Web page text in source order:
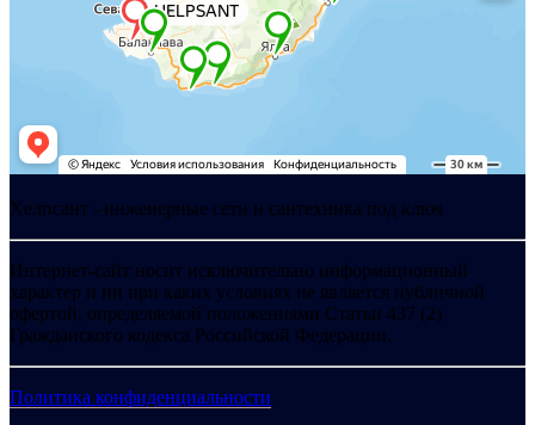
Хелпсант - инженерные сети и сантехника под ключ
Интернет-сайт носит исключительно информационный
характер и ни при каких условиях не является публичной
офертой, определяемой положениями Статьи 437 (2)
Гражданского кодекса Российской Федерации.
Политика конфиденциальности